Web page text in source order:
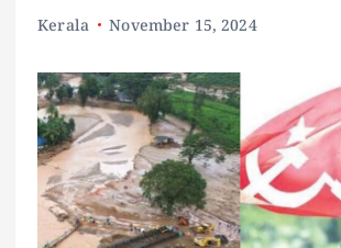
Kerala November 15, 2024